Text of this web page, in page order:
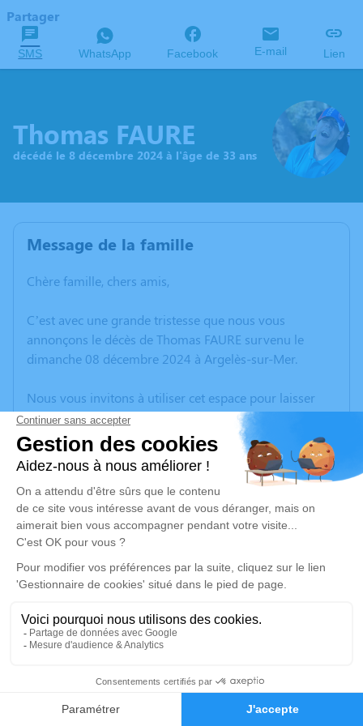
Faire-part Hommages
Partager
SMS WhatsApp Facebook E-mail Lien
Thomas FAURE
décédé le 8 décembre 2024 à l'âge de 33 ans
Message de la famille
Chère famille, chers amis,
C’est avec une grande tristesse que nous vous
annonçons le décès de Thomas FAURE survenu le
dimanche 08 décembre 2024 à Argelès-sur-Mer.
Nous vous invitons à utiliser cet espace pour laisser
vos condoléances, partager des photos souvenirs, une
anecdote ou exprimer vos pensées à travers des
poèmes ou des textes. Cet endroit est un lieu
d'expression dédié à honorer la mémoire de Thomas
FAURE.
Un service de plantation d’arbre hommage est
disponible ici.
Je rends hommage
Cérémonie religieuse
Église de Corneilla-Del-Vercol
66200 Corneilla-Del-Vercol